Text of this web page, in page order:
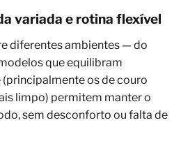
variada e rotina flexível
diferentes ambientes — do
que equilibram
os de couro
limpo) permitem manter o
sem desconforto ou falta de